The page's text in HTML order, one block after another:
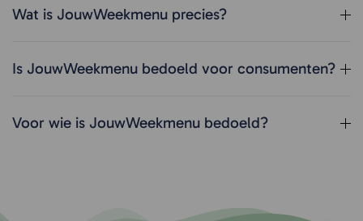
Wat is JouwWeekmenu precies?
Is JouwWeekmenu bedoeld voor consumenten?
Voor wie is JouwWeekmenu bedoeld?